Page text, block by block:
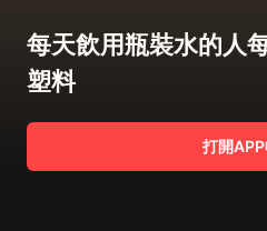
每天飲用瓶裝水的人
塑料
打開